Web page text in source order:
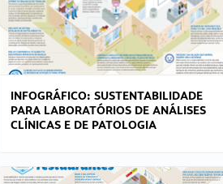
INFOGRÁFICO: SUSTENTABILIDADE
PARA LABORATÓRIOS DE ANÁLISES
CLÍNICAS E DE PATOLOGIA